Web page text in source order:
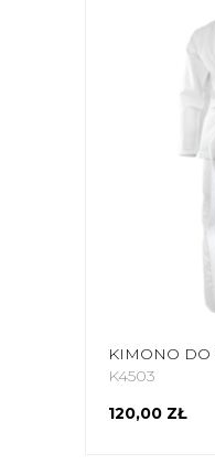
K4503
120,00 ZŁ